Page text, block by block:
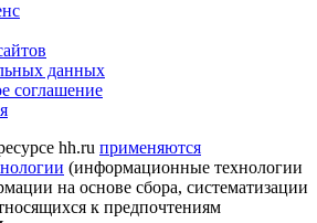
данных
соглашение
hh.ru применяются
(информационные технологии
на основе сбора, систематизации
к предпочтениям